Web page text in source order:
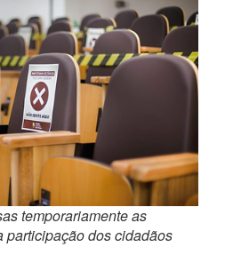
temporariamente as
participação dos cidadãos